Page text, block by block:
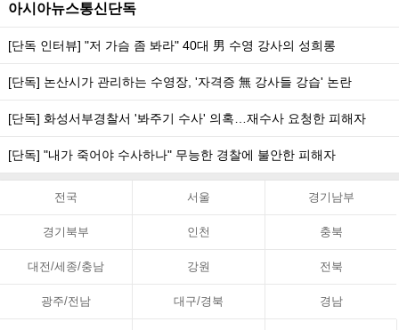
아시아뉴스통신단독
[단독 인터뷰] "저 가슴 좀 봐라" 40대 男 수영 강사의 성희롱
[단독] 논산시가 관리하는 수영장, '자격증 無 강사들 강습' 논란
[단독] 화성서부경찰서 '봐주기 수사' 의혹…재수사 요청한 피해자
[단독] "내가 죽어야 수사하나" 무능한 경찰에 불안한 피해자
전국 서울 경기남부
경기북부 인천 충북
대전/세종/충남 강원 전북
광주/전남 대구/경북 경남